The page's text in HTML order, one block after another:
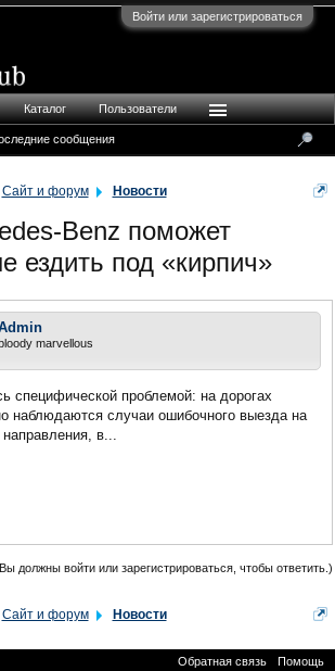
Войти или зарегистрироваться
Сайт и форум Новости
Benz поможет
ездить под «кирпич»
marvellous
специфической проблемой: на дорогах
наблюдаются случаи ошибочного выезда на
направления, в...
должны войти или зарегистрироваться, чтобы ответить.)
Сайт и форум Новости
сообщения
Каталог Пользователи
Обратная связь
Помощь